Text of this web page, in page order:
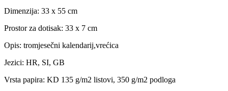
Dimenzija: 33 x 55 cm
Prostor za dotisak: 33 x 7 cm
Opis: tromjesečni kalendarij,vrećica
Jezici: HR, SI, GB
Vrsta papira: KD 135 g/m2 listovi, 350 g/m2 podloga